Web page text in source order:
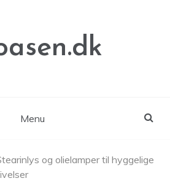
Menu
og olielamper til hyggelige